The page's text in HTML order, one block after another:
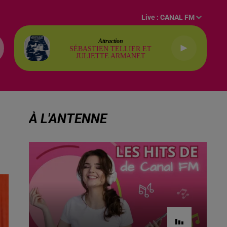
Live :CANAL FM
Attraction
SÉBASTIEN TELLIER ET
JULIETTE ARMANET
À L'ANTENNE